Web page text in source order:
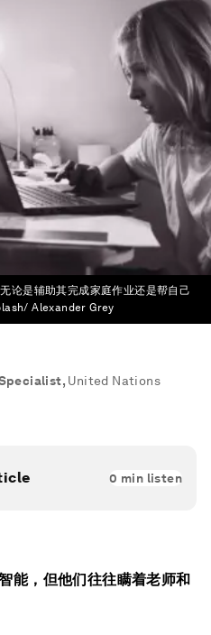
论是辅助其完成家庭作业还是帮自己
Alexander Grey
, United Nations
0 min listen
能，但他们往往瞒着老师和